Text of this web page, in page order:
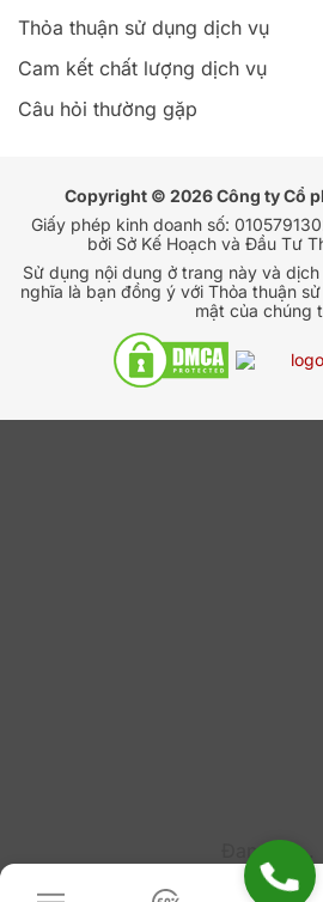
Thỏa thuận sử dụng dịch vụ
Cam kết chất lượng dịch vụ
Câu hỏi thường gặp
Copyright © 2026 Công ty Cổ
Giấy phép kinh doanh số:
bởi Sở Kế Hoạch và Đầu Tư
Sử dụng nội dung ở trang này và
nghĩa là bạn đồng ý với Thỏa thuận
mật của chúng
Đang tải...